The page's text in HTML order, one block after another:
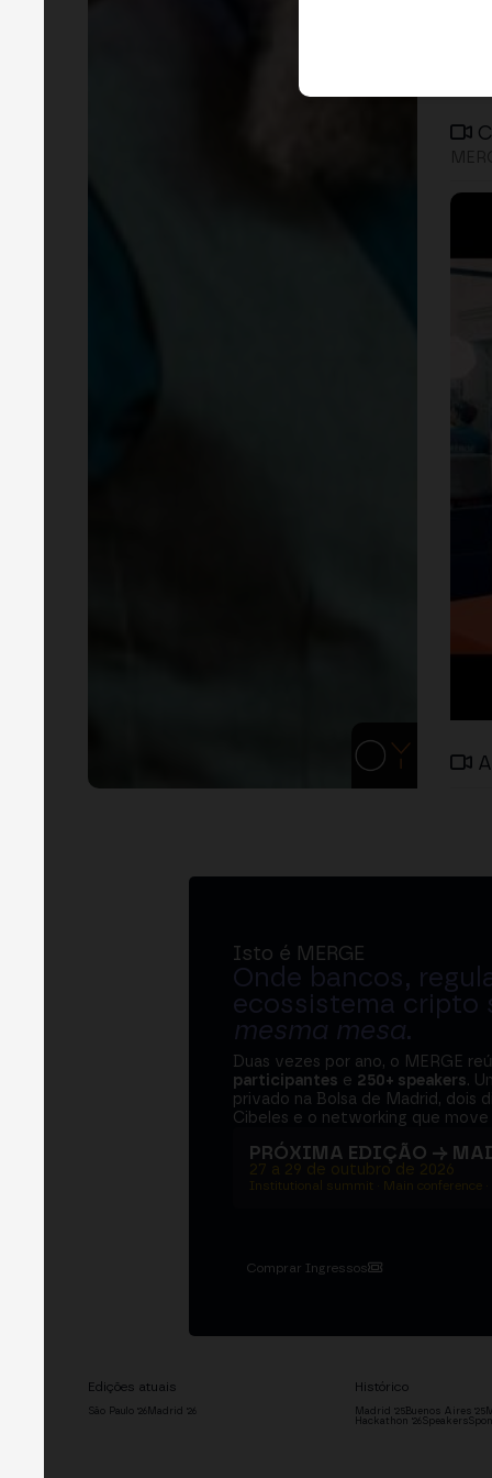
Isto é MERGE
Onde bancos,
ecossistema cripto
mesma mesa.
Duas vezes por ano, o MERGE
participantes e 250+ speakers.
privado na Bolsa de Madrid, dois
Cibeles e o networking que move
PRÓXIMA EDIÇÃO →
27 a 29 de outubro de 2026
Institutional summit · Main conference
Comprar Ingressos
Edições atuais
São Paulo '26 Madrid '26
Histórico
Madrid '25Buenos Aires '25
Hackathon '26 Speakers